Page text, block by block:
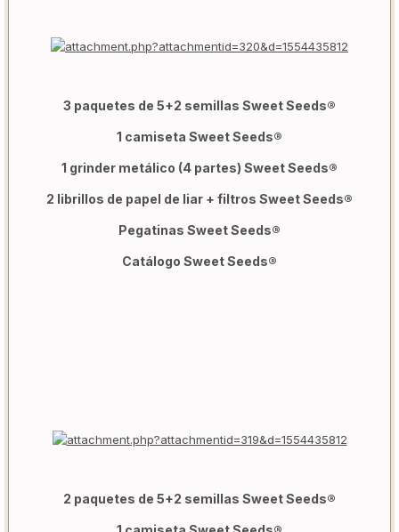
3 paquetes de 5+2 semillas Sweet Seeds®
1 camiseta Sweet Seeds®
1 grinder metálico (4 partes) Sweet Seeds®
2 librillos de papel de liar + filtros Sweet Seeds®
Pegatinas Sweet Seeds®
Catálogo Sweet Seeds®
2 paquetes de 5+2 semillas Sweet Seeds®